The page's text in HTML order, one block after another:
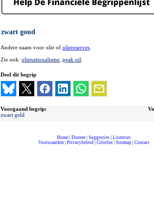
zwart goud
Andere naam voor olie of oliereserves
Zie ook: olienationalisme peak oil
Deel dit begrip
Voorgaand begrip:
zwart geld
Home| Doneer| Suggesties| Licenties
Voorwaarden| Privacybeleid| Colofon| Sitemap| Contact